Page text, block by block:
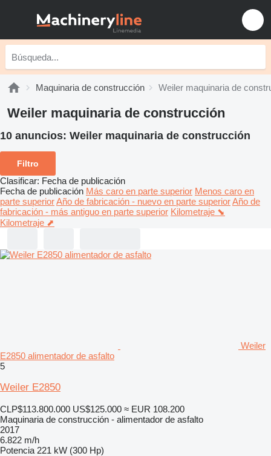
Maquinaria de construcción Weiler maquinaria de
Weiler maquinaria de construcción
10 anuncios: Weiler maquinaria de construcción
Filtro
Clasificar: Fecha de publicación
Fecha de publicación Más caro en parte superior Menos caro en
parte superiorAño de fabricación - nuevo en parte superiorAño de
fabricación - más antiguo en parte superior Kilometraje ⬊
Kilometraje ⬈
Weiler
E2850 alimentador de asfalto
5
Weiler E2850
CLP$113.800.000 US$125.000 ≈ EUR 108.200
Maquinaria de construcción - alimentador de asfalto
2017
6.822 m/h
Potencia 221 kW (300 Hp)